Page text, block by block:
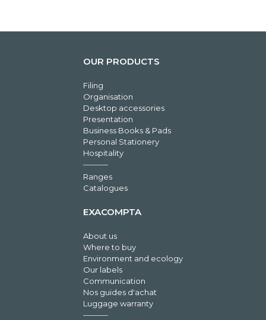
OUR PRODUCTS
Filing
Organisation
Desktop accessories
Presentation
Business Books & Pads
Personal Stationery
Hospitality
Ranges
Catalogues
EXACOMPTA
About us
Where to buy
Environment and ecology
Our labels
Communication
Nos guides d'achat
Luggage warranty